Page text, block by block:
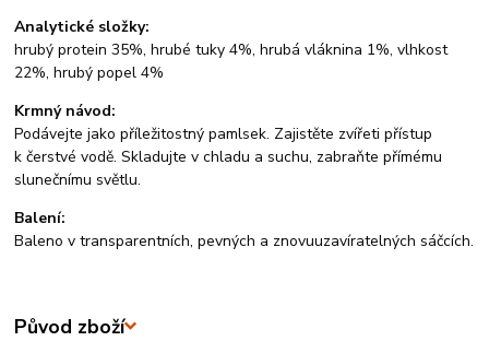
Analytické složky:
hrubý protein 35%, hrubé tuky 4%, hrubá vláknina 1%, vlhkost
22%, hrubý popel 4%
Krmný návod:
Podávejte jako příležitostný pamlsek. Zajistěte zvířeti přístup
k čerstvé vodě. Skladujte v chladu a suchu, zabraňte přímému
slunečnímu světlu.
Balení:
Baleno v transparentních, pevných a znovuuzavíratelných sáčcích.
Původ zboží